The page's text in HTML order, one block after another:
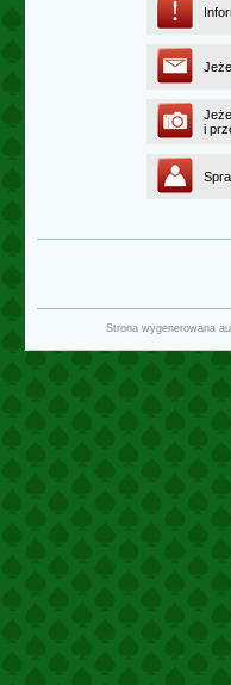
i
Strona wygenerowana